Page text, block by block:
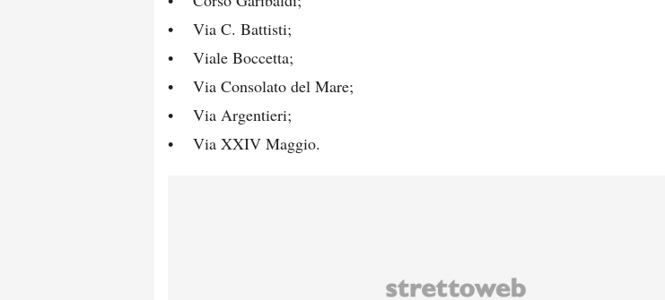
• Via C. Battisti;
• Viale Boccetta;
• Via Consolato del Mare;
• Via Argentieri;
• Via XXIV Maggio.